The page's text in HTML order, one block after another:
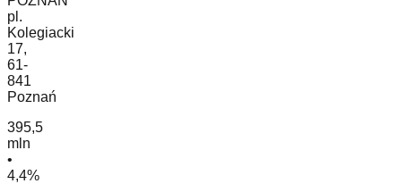
pl.
Kolegiacki
17,
61-
841
Poznań
395,5
mln
•
4,4%